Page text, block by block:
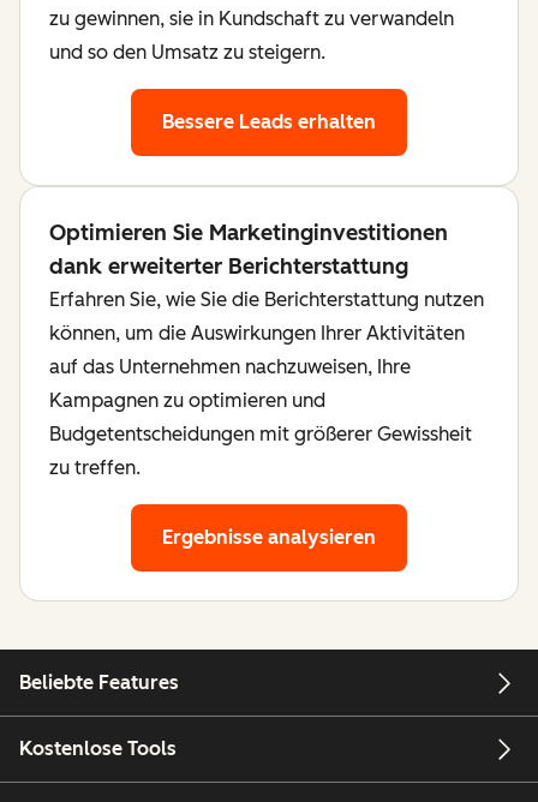
zu gewinnen, sie in Kundschaft zu verwandeln
und so den Umsatz zu steigern.
Bessere Leads erhalten
Optimieren Sie Marketinginvestitionen
dank erweiterter Berichterstattung
Erfahren Sie, wie Sie die Berichterstattung nutzen
können, um die Auswirkungen Ihrer Aktivitäten
auf das Unternehmen nachzuweisen, Ihre
Kampagnen zu optimieren und
Budgetentscheidungen mit größerer Gewissheit
zu treffen.
Ergebnisse analysieren
Beliebte Features
Kostenlose Tools